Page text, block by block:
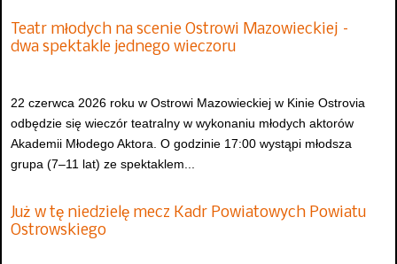
Teatr młodych na scenie Ostrowi Mazowieckiej –
dwa spektakle jednego wieczoru
22 czerwca 2026 roku w Ostrowi Mazowieckiej w Kinie Ostrovia
odbędzie się wieczór teatralny w wykonaniu młodych aktorów
Akademii Młodego Aktora. O godzinie 17:00 wystąpi młodsza
grupa (7–11 lat) ze spektaklem...
Już w tę niedzielę mecz Kadr Powiatowych Powiatu
Ostrowskiego